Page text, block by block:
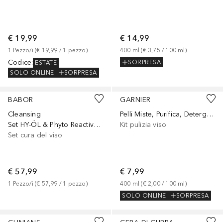
€ 19,99
1 Pezzo/i (€ 19,99 / 1 pezzo)
Codice: ESTATE
SOLO ONLINE
SORPRESA
€ 14,99
400 ml (€ 3,75 / 100 ml )
SORPRESA
BABOR
Cleansing
Set HY-ÖL & Phyto Reactivating
Set cura del viso
€ 57,99
1 Pezzo/i (€ 57,99 / 1 pezzo)
GARNIER
Pelli Miste, Purifica, Deterge e Strucca Senza Risciacquo
Kit pulizia viso
€ 7,99
400 ml (€ 2,00 / 100 ml )
SOLO ONLINE
SORPRESA